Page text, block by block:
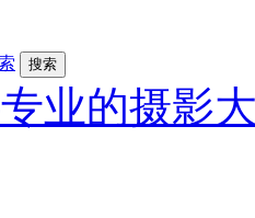
搜索
业的摄影